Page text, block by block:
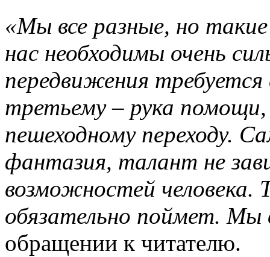
«Мы все разные, но
нас необходимы очень
передвижения требуется
третьему – рука
пешеходному переходу.
фантазия, талант не
возможностей человека.
обязательно поймет. Мы
обращении к читателю.